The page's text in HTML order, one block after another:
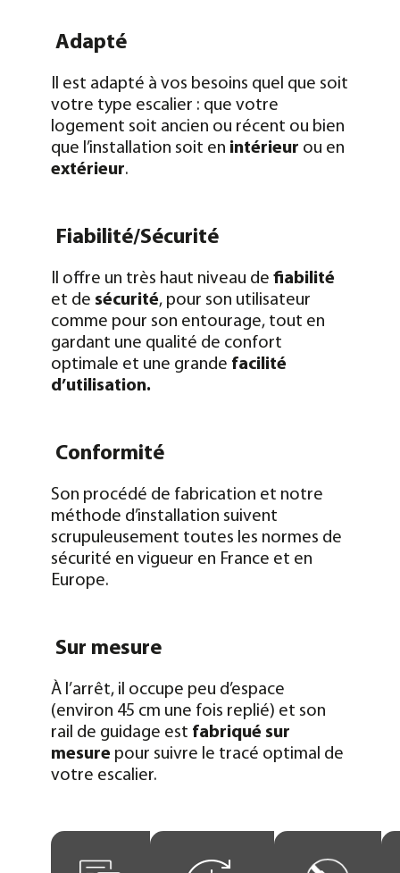
Adapté
Il est adapté à vos besoins quel que soit
votre type escalier : que votre
logement soit ancien ou récent ou bien
que l’installation soit en intérieur ou en
extérieur.
Fiabilité/Sécurité
Il offre un très haut niveau de fiabilité
et de sécurité, pour son utilisateur
comme pour son entourage, tout en
gardant une qualité de confort
optimale et une grande facilité
d’utilisation.
Conformité
Son procédé de fabrication et notre
méthode d’installation suivent
scrupuleusement toutes les normes de
sécurité en vigueur en France et en
Europe.
Sur mesure
À l’arrêt, il occupe peu d’espace
(environ 45 cm une fois replié) et son
rail de guidage est fabriqué sur
mesure pour suivre le tracé optimal de
votre escalier.